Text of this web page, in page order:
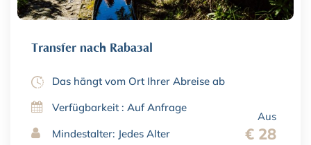
Transfer nach Rabaçal
Aus
€ 28
Das hängt vom Ort Ihrer Abreise ab
Verfügbarkeit : Auf Anfrage
Mindestalter: Jedes Alter